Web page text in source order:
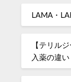
LAMA・
【テリル
入薬の違い